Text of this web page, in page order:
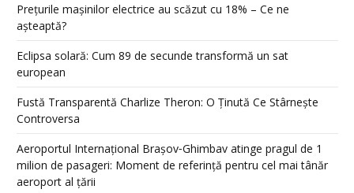
Prețurile mașinilor electrice au scăzut cu 18% – Ce ne
așteaptă?
Eclipsa solară: Cum 89 de secunde transformă un sat
european
Fustă Transparentă Charlize Theron: O Ținută Ce Stârnește
Controversa
Aeroportul Internațional Brașov‑Ghimbav atinge pragul de 1
milion de pasageri: Moment de referință pentru cel mai tânăr
aeroport al țării